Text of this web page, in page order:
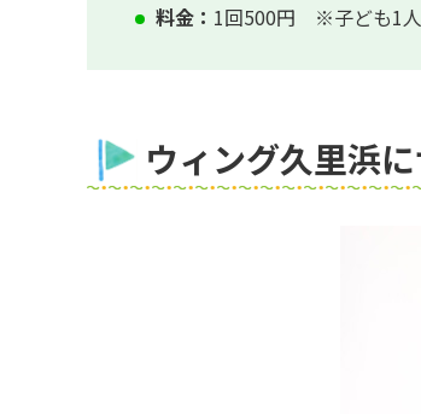
料金： 1回500円 ※子ども1人
ウィング久里浜